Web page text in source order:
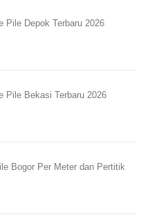
Pile Depok Terbaru 2026
Pile Bekasi Terbaru 2026
Bogor Per Meter dan Pertitik